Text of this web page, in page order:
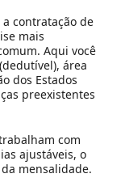
contratação de
mais
Aqui você
área
dos Estados
preexistentes
com
ajustáveis, o
mensalidade.